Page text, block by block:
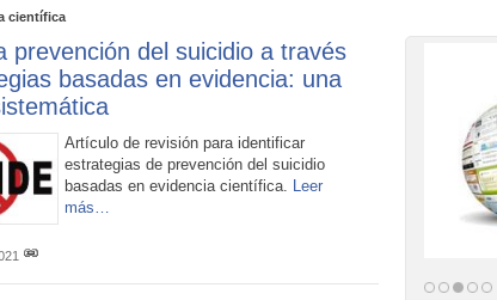
científica
prevención del suicidio a través
basadas en evidencia: una
Artículo de revisión para identificar
estrategias de prevención del suicidio
basadas en evidencia científica. Leer
más…